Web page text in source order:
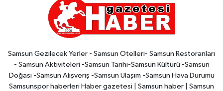
Samsun Gezilecek Yerler - Samsun Otelleri- Samsun Restoranları
- Samsun Aktiviteleri -Samsun Tarihi-Samsun Kültürü -Samsun
Doğası -Samsun Alışveriş -Samsun Ulaşım -Samsun Hava Durumu
Samsunspor haberleri Haber gazetesi | Samsun haber | Samsun